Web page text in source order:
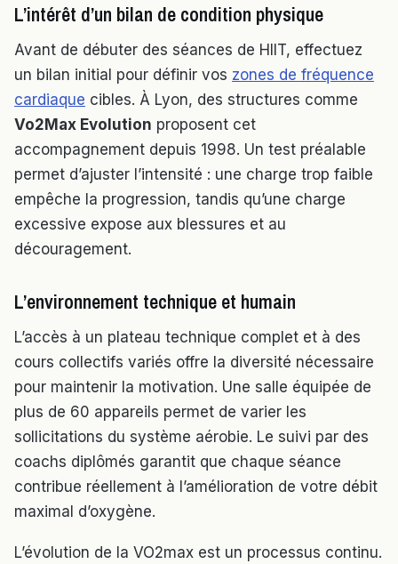
L’intérêt d’un bilan de condition physique
Avant de débuter des séances de HIIT, effectuez
un bilan initial pour définir vos zones de fréquence
cardiaque cibles. À Lyon, des structures comme
Vo2Max Evolution proposent cet
accompagnement depuis 1998. Un test préalable
permet d’ajuster l’intensité : une charge trop faible
empêche la progression, tandis qu’une charge
excessive expose aux blessures et au
découragement.
L’environnement technique et humain
L’accès à un plateau technique complet et à des
cours collectifs variés offre la diversité nécessaire
pour maintenir la motivation. Une salle équipée de
plus de 60 appareils permet de varier les
sollicitations du système aérobie. Le suivi par des
coachs diplômés garantit que chaque séance
contribue réellement à l’amélioration de votre débit
maximal d’oxygène.
L’évolution de la VO2max est un processus continu.